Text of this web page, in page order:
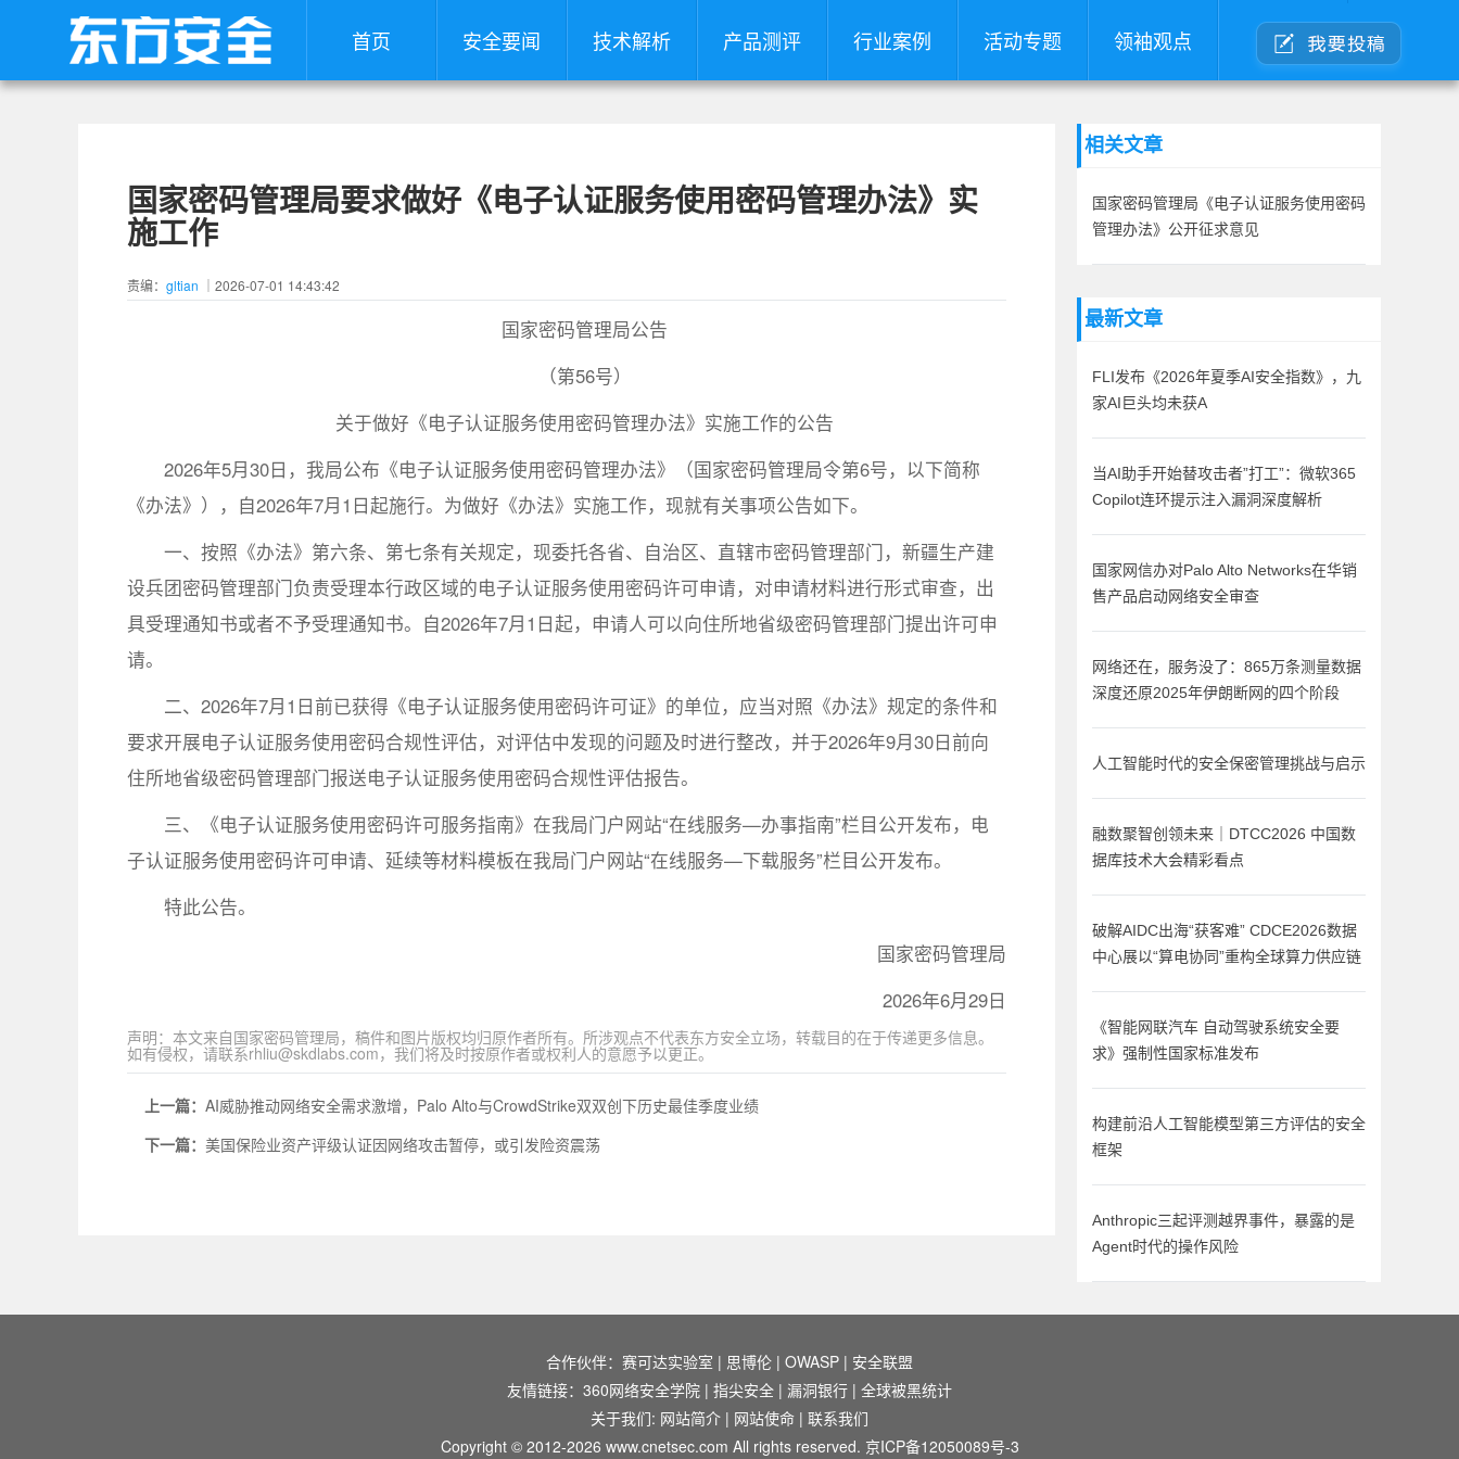
首页 安全要闻 技术解析 产品测评 行业案例 活动专题 领袖观点
国家密码管理局要求做好《电子认证服务使用密码管理办法》实
施工作
责编： gltian ｜2026-07-01 14:43:42
国家密码管理局公告
（第56号）
关于做好《电子认证服务使用密码管理办法》实施工作的公告
2026年5月30日，我局公布《电子认证服务使用密码管理办法》（国家密码管理局令第6号，以下简称
《办法》），自2026年7月1日起施行。为做好《办法》实施工作，现就有关事项公告如下。
一、按照《办法》第六条、第七条有关规定，现委托各省、自治区、直辖市密码管理部门，新疆生产建
设兵团密码管理部门负责受理本行政区域的电子认证服务使用密码许可申请，对申请材料进行形式审查，出
具受理通知书或者不予受理通知书。自2026年7月1日起，申请人可以向住所地省级密码管理部门提出许可申
请。
二、2026年7月1日前已获得《电子认证服务使用密码许可证》的单位，应当对照《办法》规定的条件和
要求开展电子认证服务使用密码合规性评估，对评估中发现的问题及时进行整改，并于2026年9月30日前向
住所地省级密码管理部门报送电子认证服务使用密码合规性评估报告。
三、《电子认证服务使用密码许可服务指南》在我局门户网站“在线服务—办事指南”栏目公开发布，电
子认证服务使用密码许可申请、延续等材料模板在我局门户网站“在线服务—下载服务”栏目公开发布。
特此公告。
国家密码管理局
2026年6月29日
声明：本文来自国家密码管理局，稿件和图片版权均归原作者所有。所涉观点不代表东方安全立场，转载目的在于传递更多信息。
如有侵权，请联系rhliu@skdlabs.com，我们将及时按原作者或权利人的意愿予以更正。
上一篇：AI威胁推动网络安全需求激增，Palo Alto与CrowdStrike双双创下历史最佳季度业绩
下一篇：美国保险业资产评级认证因网络攻击暂停，或引发险资震荡
相关文章
国家密码管理局《电子认证服务使用密码
管理办法》公开征求意见
最新文章
FLI发布《2026年夏季AI安全指数》，九
家AI巨头均未获A
当AI助手开始替攻击者”打工”：微软365
Copilot连环提示注入漏洞深度解析
国家网信办对Palo Alto Networks在华销
售产品启动网络安全审查
网络还在，服务没了：865万条测量数据
深度还原2025年伊朗断网的四个阶段
人工智能时代的安全保密管理挑战与启示
融数聚智创领未来｜DTCC2026 中国数
据库技术大会精彩看点
破解AIDC出海“获客难” CDCE2026数据
中心展以“算电协同”重构全球算力供应链
《智能网联汽车 自动驾驶系统安全要
求》强制性国家标准发布
构建前沿人工智能模型第三方评估的安全
框架
Anthropic三起评测越界事件，暴露的是
Agent时代的操作风险
合作伙伴： 赛可达实验室 | 思博伦 | OWASP | 安全联盟
友情链接： 360网络安全学院 | 指尖安全 | 漏洞银行 | 全球被黑统计
关于我们: 网站简介 | 网站使命 | 联系我们
Copyright © 2012-2026 www.cnetsec.com All rights reserved. 京ICP备12050089号-3